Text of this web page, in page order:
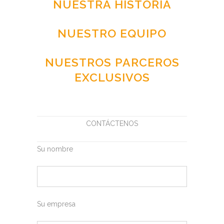
NUESTRA HISTORIA
NUESTRO EQUIPO
NUESTROS PARCEROS
EXCLUSIVOS
CONTÁCTENOS
Su nombre
Su empresa